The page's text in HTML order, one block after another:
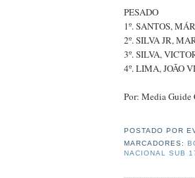
PESADO
1º. SANTOS,
2º. SILVA JR,
3º. SILVA,
4º. LIMA, JOÃO
Por: Media Guide
POSTADO POR
MARCADORES:
NACIONAL SUB